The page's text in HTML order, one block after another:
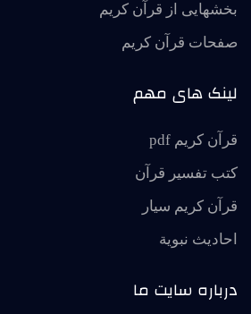
بخشهایی از قرآن کریم
صفحات قرآن کریم
لینک های مهم
قرآن کریم pdf
کتب تفسیر قرآن
قرآن کریم سیار
احاديث نبوية
درباره سایت ما